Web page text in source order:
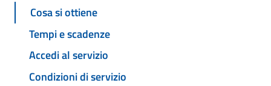
Cosa si ottiene
Tempi e scadenze
Accedi al servizio
Condizioni di servizio